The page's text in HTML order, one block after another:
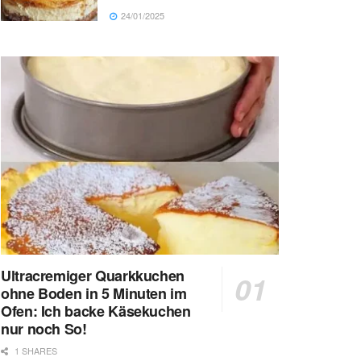
24/01/2025
Ultracremiger Quarkkuchen
ohne Boden in 5 Minuten im
Ofen: Ich backe Käsekuchen
nur noch So!
1 SHARES